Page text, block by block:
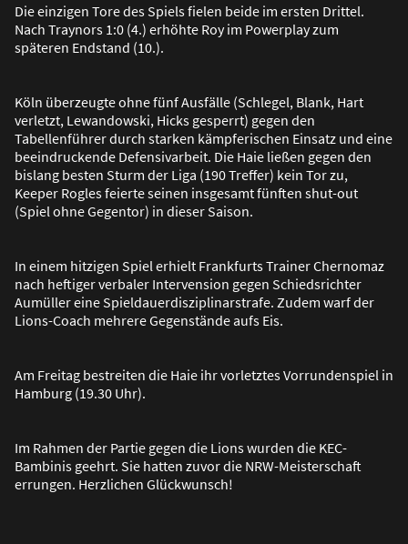
Die einzigen Tore des Spiels fielen beide im ersten Drittel.
Nach Traynors 1:0 (4.) erhöhte Roy im Powerplay zum
späteren Endstand (10.).
Köln überzeugte ohne fünf Ausfälle (Schlegel, Blank, Hart
verletzt, Lewandowski, Hicks gesperrt) gegen den
Tabellenführer durch starken kämpferischen Einsatz und eine
beeindruckende Defensivarbeit. Die Haie ließen gegen den
bislang besten Sturm der Liga (190 Treffer) kein Tor zu,
Keeper Rogles feierte seinen insgesamt fünften shut-out
(Spiel ohne Gegentor) in dieser Saison.
In einem hitzigen Spiel erhielt Frankfurts Trainer Chernomaz
nach heftiger verbaler Intervension gegen Schiedsrichter
Aumüller eine Spieldauerdisziplinarstrafe. Zudem warf der
Lions-Coach mehrere Gegenstände aufs Eis.
Am Freitag bestreiten die Haie ihr vorletztes Vorrundenspiel in
Hamburg (19.30 Uhr).
Im Rahmen der Partie gegen die Lions wurden die KEC-
Bambinis geehrt. Sie hatten zuvor die NRW-Meisterschaft
errungen. Herzlichen Glückwunsch!